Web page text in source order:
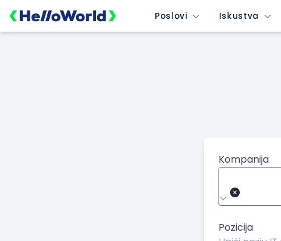
Poslovi Iskustva
Kompanija
Pozicija